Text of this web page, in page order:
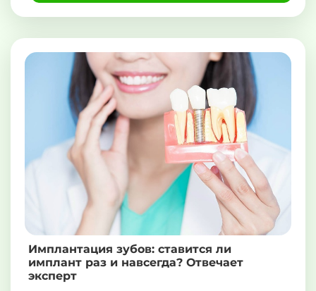
Имплантация зубов: ставится ли
имплант раз и навсегда? Отвечает
эксперт